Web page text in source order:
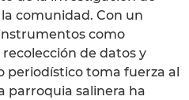
comunidad. Con un
como
de datos y
periodístico toma fuerza al
parroquia salinera ha